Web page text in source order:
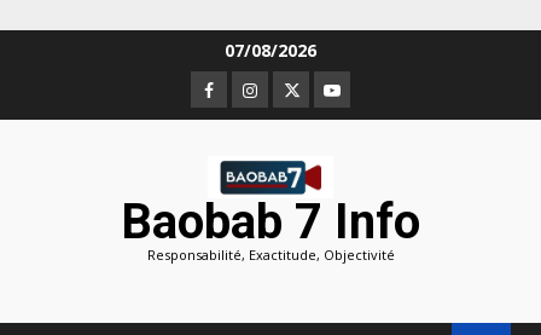
07/08/2026
Facebook
Instagram
TwitterYoutube
Baobab 7 Info
Responsabilité, Exactitude, Objectivité